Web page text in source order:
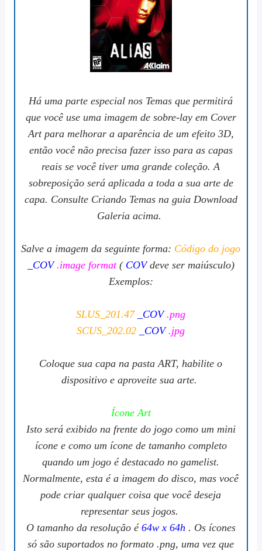
Há uma parte especial nos Temas que permitirá
que você use uma imagem de sobre-lay em Cover
Art para melhorar a aparência de um efeito 3D,
então você não precisa fazer isso para as capas
reais se você tiver uma grande coleção. A
sobreposição será aplicada a toda a sua arte de
capa. Consulte Criando Temas na guia Download
Galeria acima.
Salve a imagem da seguinte forma: Código do jogo
_COV .image format ( COVdeve ser maiúsculo)
Exemplos:
SLUS_201.47 _COV .png
SCUS_202.02
_COV .jpg
Coloque sua capa na pasta ART, habilite o
dispositivo e aproveite sua arte.
Ícone Art
Isto será exibido na frente do jogo como um mini
ícone e como um ícone de tamanho completo
quando um jogo é destacado no gamelist.
Normalmente, esta é a imagem do disco, mas você
pode criar qualquer coisa que você deseja
representar seus jogos.
O tamanho da resolução é 64w x 64h . Os ícones
só são suportados no formato .png, uma vez que